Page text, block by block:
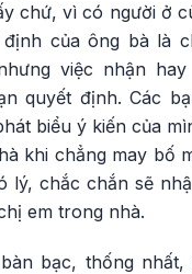
chứ, vì có người ở
định của ông bà là
việc nhận
quyết định. Các
biểu ý kiến của
khi chẳng may bố
lý, chắc chắn sẽ
em trong nhà.
bạc, thống